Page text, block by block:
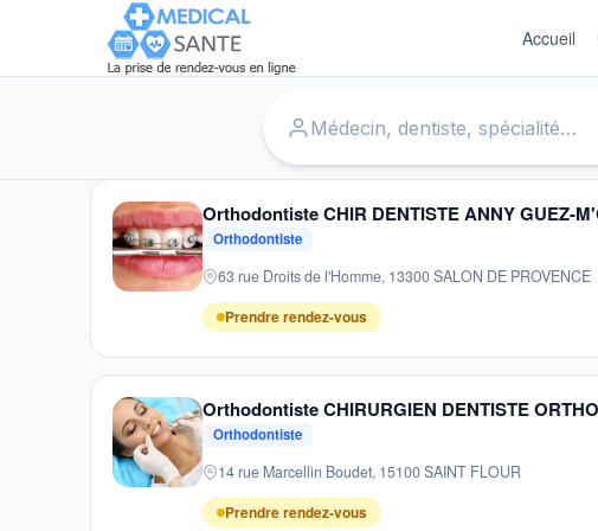
Accueil
Orthodontiste CHIR DENTISTE ANNY GUEZ-
Orthodontiste
63 rue Droits de l'Homme, 13300 SALON DE PROVENCE
Prendre rendez-vous
Orthodontiste CHIRURGIEN DENTISTE
Orthodontiste
14 rue Marcellin Boudet, 15100 SAINT FLOUR
Prendre rendez-vous